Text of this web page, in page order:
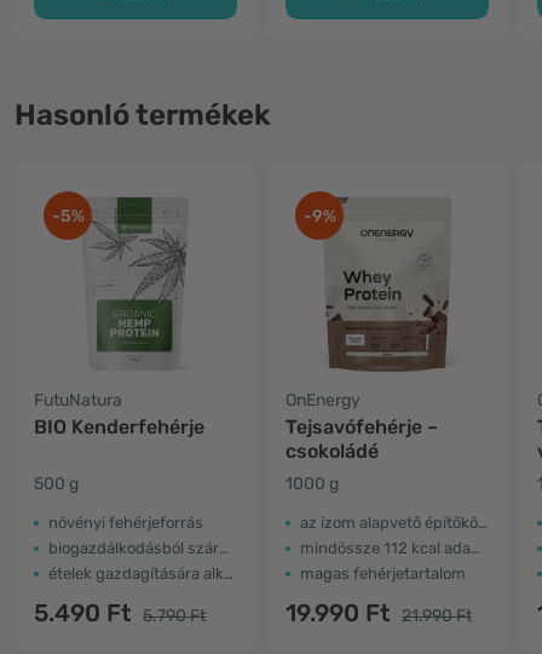
Hasonló termékek
-5%
FutuNatura
BIO Kenderfehérje
500 g
​növényi fehérjeforrás
biogazdálkodásból származó termék
ételek gazdagítására alkalmas
5.490 Ft 5.790 Ft
-9%
OnEnergy
Tejsavófehérje –
csokoládé
1000 g
az izom alapvető építőkövei
mindössze 112 kcal adagonként
magas fehérjetartalom
19.990 Ft 21.990 Ft